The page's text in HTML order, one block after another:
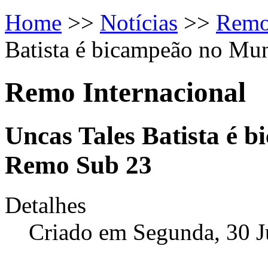
Home >> Notícias >>
Batista é bicampeão no
Remo Internacional
Uncas Tales Batista é
Remo Sub 23
Detalhes
Criado em Segunda, 30